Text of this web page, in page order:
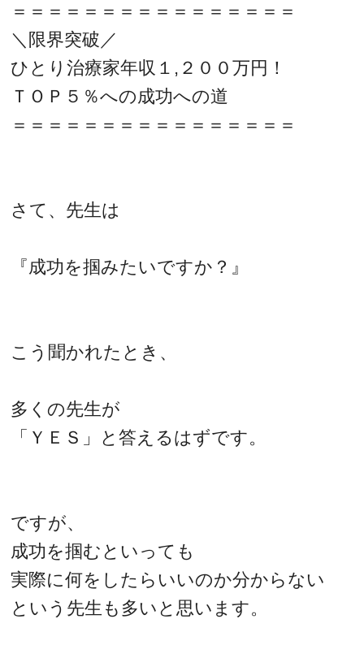
＝＝＝＝＝＝＝＝＝＝＝＝＝＝＝＝
＼限界突破／
ひとり治療家年収１,２００万円！
ＴＯＰ５％への成功への道
＝＝＝＝＝＝＝＝＝＝＝＝＝＝＝＝
さて、先生は
『成功を掴みたいですか？』
こう聞かれたとき、
多くの先生が
「ＹＥＳ」と答えるはずです。
ですが、
成功を掴むといっても
実際に何をしたらいいのか分からない
という先生も多いと思います。